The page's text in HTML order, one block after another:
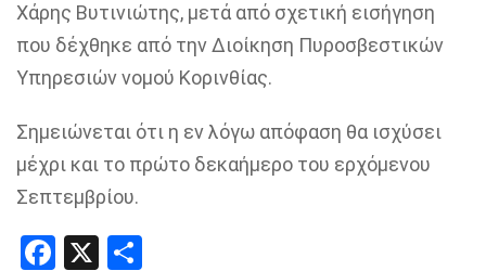
Χάρης Βυτινιώτης, μετά από σχετική εισήγηση
που δέχθηκε από την Διοίκηση Πυροσβεστικών
Υπηρεσιών νομού Κορινθίας.
Σημειώνεται ότι η εν λόγω απόφαση θα ισχύσει
μέχρι και το πρώτο δεκαήμερο του ερχόμενου
Σεπτεμβρίου.
Facebook
X